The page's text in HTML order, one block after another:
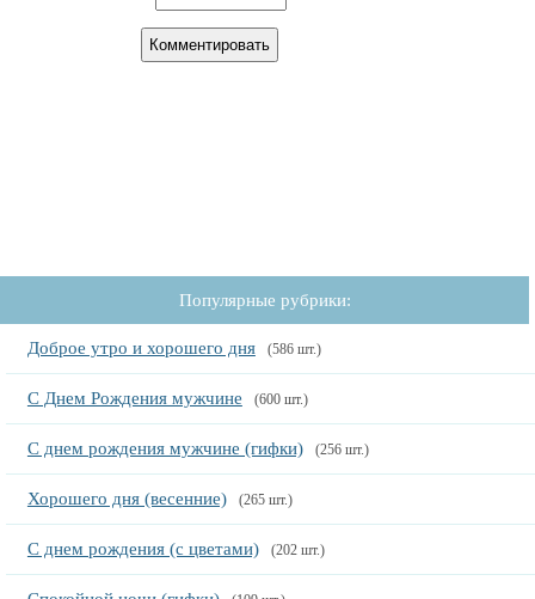
Популярные рубрики:
Доброе утро и хорошего дня (586 шт.)
С Днем Рождения мужчине (600 шт.)
С днем рождения мужчине (гифки) (256 шт.)
Хорошего дня (весенние) (265 шт.)
С днем рождения (с цветами) (202 шт.)